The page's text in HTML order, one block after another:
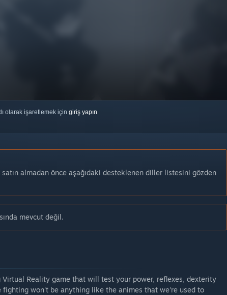
olarak işaretlemek için giriş yapın
almadan önce aşağıdaki desteklenen diller listesini gözden
mevcut değil.
Reality game that will test your power, reflexes, dexterity
won't be anything like the animes that we're used to